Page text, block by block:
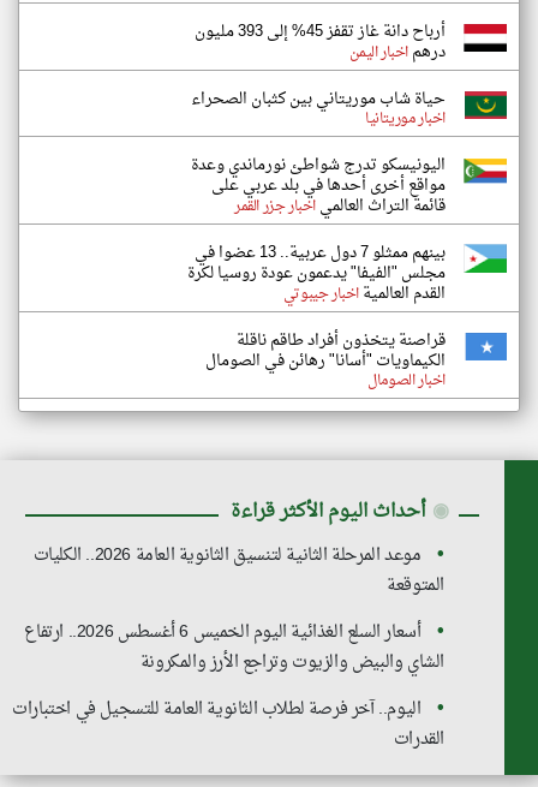
أرباح دانة غاز تقفز 45% إلى 393 مليون
درهماخبار اليمن
حياة شاب موريتاني بين كثبان الصحراء
اخبار موريتانيا
اليونيسكو تدرج شواطئ نورماندي وعدة
مواقع أخرى أحدها في بلد عربي على
قائمة التراث العالمياخبار جزر القمر
بينهم ممثلو 7 دول عربية.. 13 عضوا في
مجلس "الفيفا" يدعمون عودة روسيا لكرة
القدم العالميةاخبار جيبوتي
قراصنة يتخذون أفراد طاقم ناقلة
الكيماويات "أسانا" رهائن في الصومال
اخبار الصومال
◉ أحداث اليوم الأكثر قراءة
موعد المرحلة الثانية لتنسيق الثانوية العامة 2026.. الكليات
المتوقعة
أسعار السلع الغذائية اليوم الخميس 6 أغسطس 2026.. ارتفاع
الشاي والبيض والزيوت وتراجع الأرز والمكرونة
اليوم.. آخر فرصة لطلاب الثانوية العامة للتسجيل في اختبارات
القدرات